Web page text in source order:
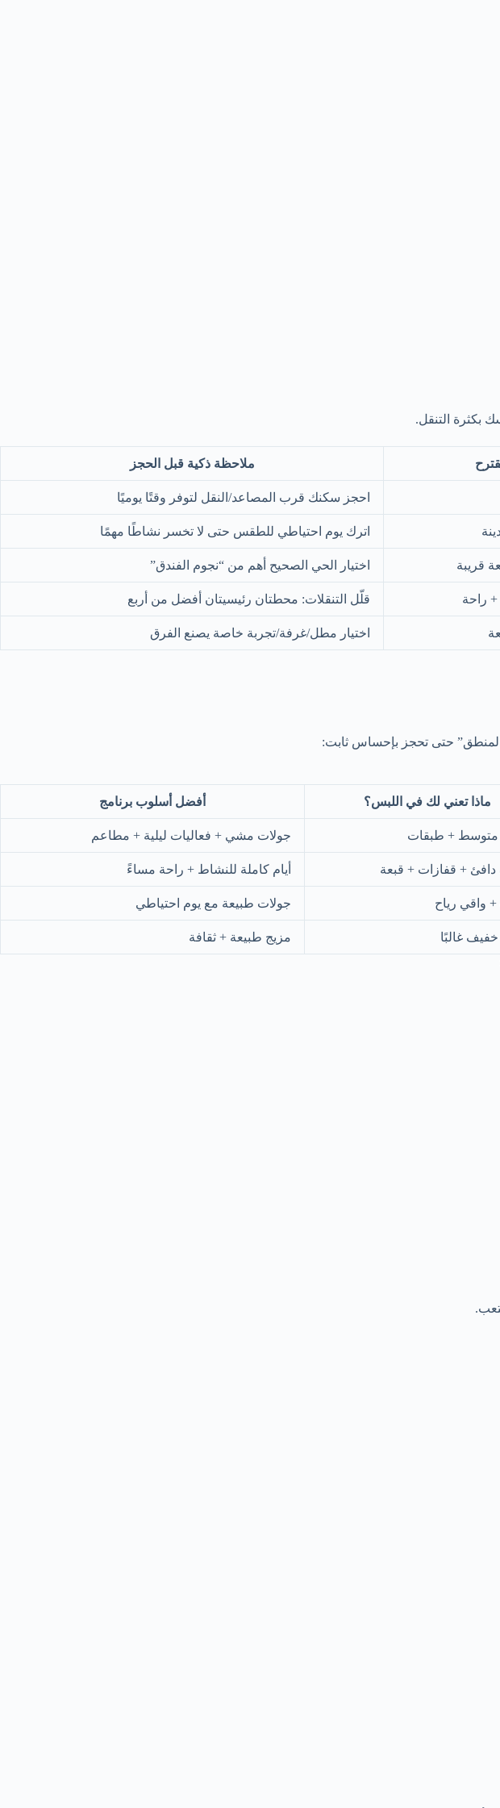
بكثرة التنقل.
ملاحظة ذكية قبل الحجز
احجز سكنك قرب المصاعد/النقل لتوفر وقتًا يوميًا
اترك يوم احتياطي للطقس حتى لا تخسر نشاطًا مهمًا
اختيار الحي الصحيح أهم من “نجوم الفندق”
قلّل التنقلات: محطتان رئيسيتان أفضل من أربع
اختيار مطل/غرفة/تجربة خاصة يصنع الفرق
“المنطق” حتى تحجز بإحساس ثابت:
ماذا تعني لك في اللبس؟ أفضل أسلوب برنامج
متوسط + طبقات جولات مشي + فعاليات ليلية + مطاعم
+ قفازات + قبعة أيام كاملة للنشاط + راحة مساءً
واقي رياح جولات طبيعة مع يوم احتياطي
غالبًا
مزيج طبيعة + ثقافة